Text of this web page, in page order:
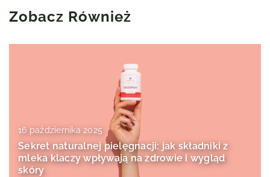
Zobacz Również
16 października 2025
Sekret naturalnej pielęgnacji: jak składniki z
mleka klaczy wpływają na zdrowie i wygląd
skóry